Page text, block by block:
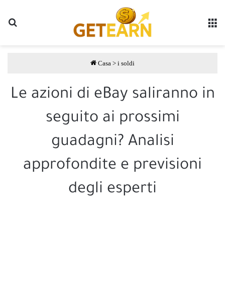
Casa > i soldi
Le azioni di eBay saliranno in
seguito ai prossimi
guadagni? Analisi
approfondite e previsioni
degli esperti